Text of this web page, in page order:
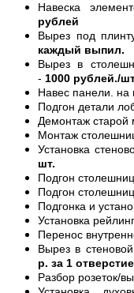
Навеска
рублей
Вырез под
каждый выпил.
Вырез в
- 1000 рублей./
Навес панели.
Подгон детали
Демонтаж старой
Монтаж
Установка
шт.
Подгон
Подгон
Подгонка и
Установка
Перенос
Вырез в
р. за 1 отверстие
Разбор розеток/